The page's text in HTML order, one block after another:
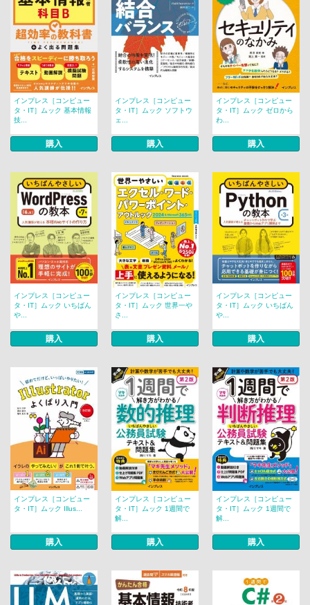
インプレス［コンピュー
タ・IT］ムック 基本情報
技...
購入
インプレス［コンピュー
タ・IT］ムック ソフトウ
ェ...
購入
インプレス［コンピュー
タ・IT］ムック ゼロから
わ...
購入
インプレス［コンピュー
タ・IT］ムック いちばん
や...
購入
インプレス［コンピュー
タ・IT］ムック 世界一や
さ...
購入
インプレス［コンピュー
タ・IT］ムック いちばん
や...
購入
インプレス［コンピュー
タ・IT］ムック Illus...
購入
インプレス［コンピュー
タ・IT］ムック 1週間で
解...
購入
インプレス［コンピュー
タ・IT］ムック 1週間で
解...
購入